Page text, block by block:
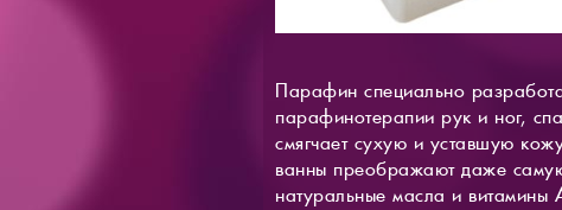
Парафин специально
парафинотерапии рук и ног,
смягчает сухую и уставшую
ванны преображают даже
натуральные масла и витамины